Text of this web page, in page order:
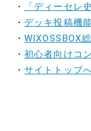
・
「ディーセレ
・ デッキ投稿機
・WIXOSSBOX
・初心者向けコ
・サイトトップ